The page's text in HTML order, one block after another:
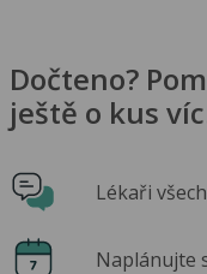
Dočteno?
ještě o kus
Lékaři
Naplánujte